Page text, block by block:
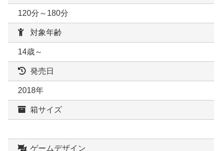
120分～180分
対象年齢
14歳～
発売日
2018年
箱サイズ
ゲームデザイン